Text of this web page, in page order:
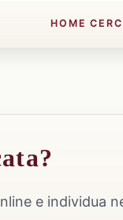
HOME
e individua